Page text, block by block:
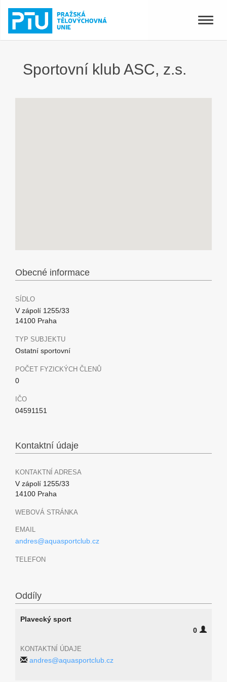
Toggle
Sportovní klub ASC, z.s.
Obecné informace
SÍDLO
V zápolí 1255/33
14100 Praha
TYP SUBJEKTU
Ostatní sportovní
POČET FYZICKÝCH ČLENŮ
0
IČO
04591151
Kontaktní údaje
KONTAKTNÍ ADRESA
V zápolí 1255/33
14100 Praha
WEBOVÁ STRÁNKA
EMAIL
andres@aquasportclub.cz
TELEFON
Oddíly
Plavecký sport
0
KONTAKTNÍ ÚDAJE
andres@aquasportclub.cz